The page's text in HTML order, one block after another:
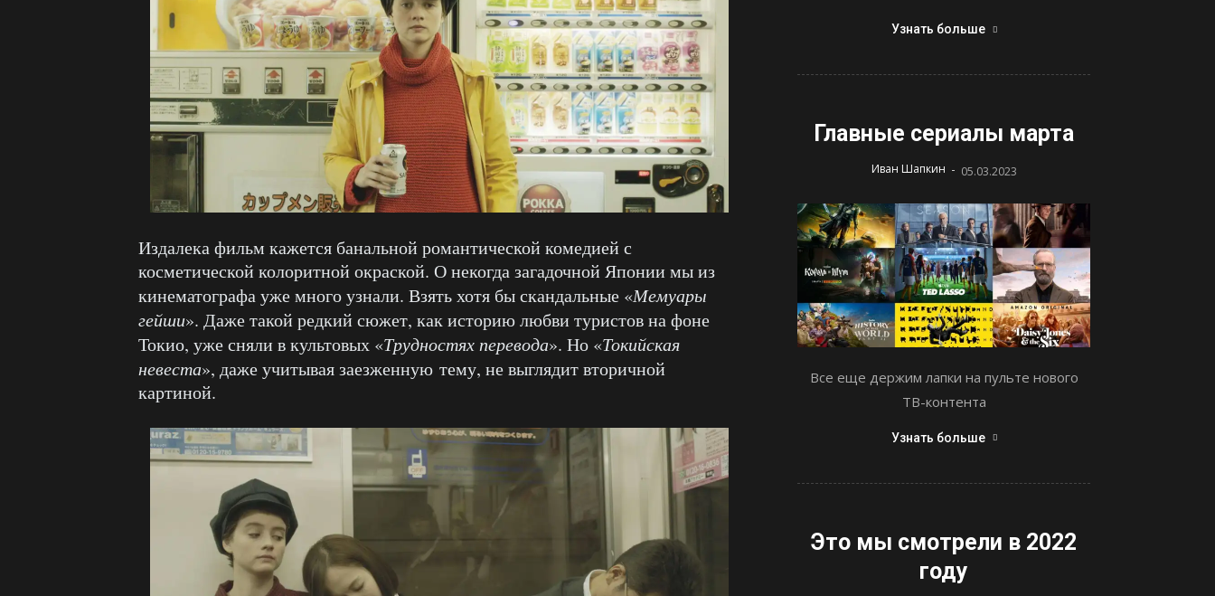
Издалека фильм кажется банальной романтической комедией с
косметической колоритной окраской. О некогда загадочной Японии мы из
кинематографа уже много узнали. Взять хотя бы скандальные «Мемуары
гейши». Даже такой редкий сюжет, как историю любви туристов на фоне
Токио, уже сняли в культовых «Трудностях перевода». Но «Токийская
невеста», даже учитывая заезженную тему, не выглядит вторичной
картиной.
Узнать больше
Главные сериалы марта
Иван Шапкин - 05.03.2023
Все еще держим лапки на пульте нового
ТВ-контента
Узнать больше
Это мы смотрели в 2022
году